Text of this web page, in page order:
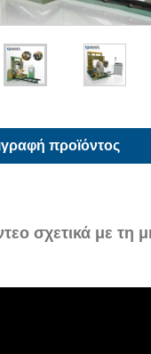
προϊόντος
σχετικά με τη